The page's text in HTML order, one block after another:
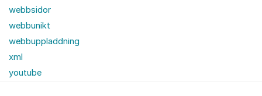
webbsidor
webbunikt
webbuppladdning
xml
youtube